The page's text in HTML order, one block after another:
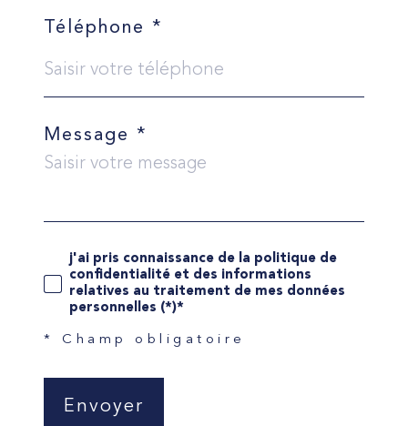
Téléphone *
Message *
j'ai pris connaissance de la politique de
confidentialité et des informations
relatives au traitement de mes données
personnelles (*)*
* Champ obligatoire
Envoyer